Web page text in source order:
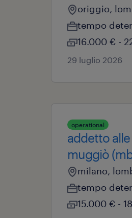
origgio,
tempo
16.000 € -
29 luglio 2026
operational
addetto
muggiò
milano,
tempo
15.000 € -